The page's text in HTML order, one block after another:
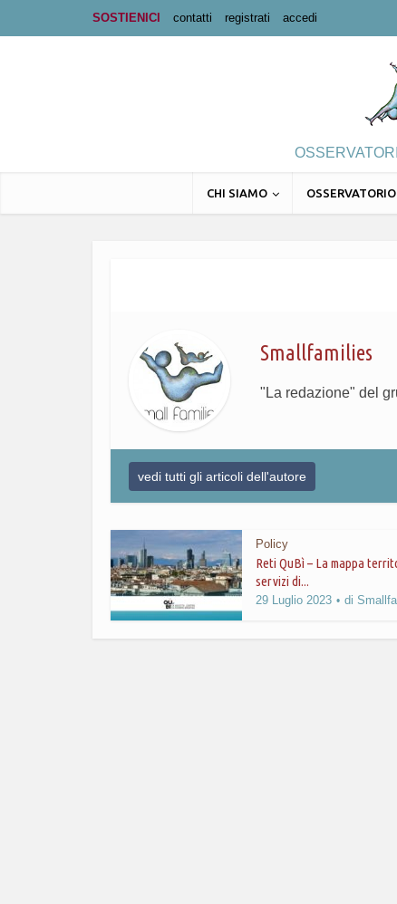
SOSTIENICI contatti registrati accedi
CHI SIAMO OSSERVATORIO
Smallfamilies
"La redazione" del
vedi tutti gli articoli dell'autore
Policy
Reti QuBì – La mappa
servizi di...
29 Luglio 2023 di